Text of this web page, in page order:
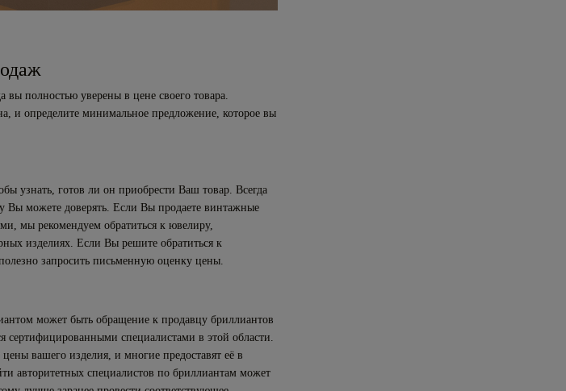
вы полностью уверены в цене своего товара.
и определите минимальное предложение, которое вы
узнать, готов ли он приобрести Ваш товар. Всегда
Вы можете доверять. Если Вы продаете винтажные
мы рекомендуем обратиться к ювелиру,
изделиях. Если Вы решите обратиться к
запросить письменную оценку цены.
может быть обращение к продавцу бриллиантов
сертифицированными специалистами в этой области.
вашего изделия, и многие предоставят её в
авторитетных специалистов по бриллиантам может